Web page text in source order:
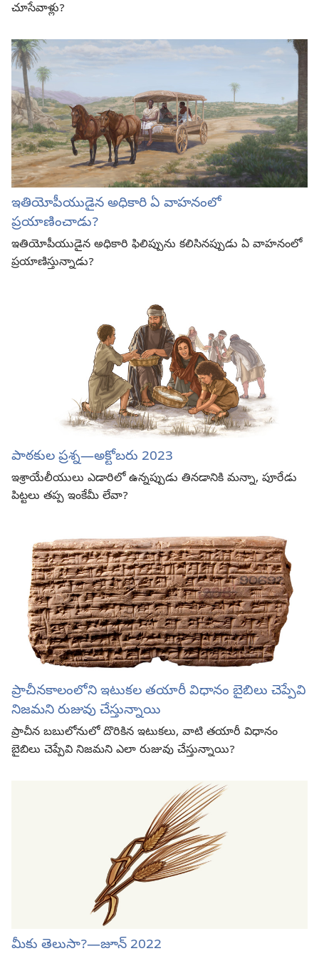
చూసేవాళ్లు?
ఇతియోపీయుడైన అధికారి ఏ వాహనంలో
ప్రయాణించాడు?
ఇతియోపీయుడైన అధికారి ఫిలిప్పును కలిసినప్పుడు ఏ వాహనంలో
ప్రయాణిస్తున్నాడు?
పాఠకుల ప్రశ్న​—అక్టోబరు 2023
ఇశ్రాయేలీయులు ఎడారిలో ఉన్నప్పుడు తినడానికి మన్నా, పూరేడు
పిట్టలు తప్ప ఇంకేమీ లేవా?
ప్రాచీనకాలంలోని ఇటుకల తయారీ విధానం బైబిలు చెప్పేవి
నిజమని రుజువు చేస్తున్నాయి
ప్రాచీన బబులోనులో దొరికిన ఇటుకలు, వాటి తయారీ విధానం
బైబిలు చెప్పేవి నిజమని ఎలా రుజువు చేస్తున్నాయి?
మీకు తెలుసా?​​—⁠జూన్‌ 2022